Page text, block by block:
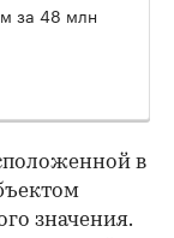
за 48 млн
в
значения.